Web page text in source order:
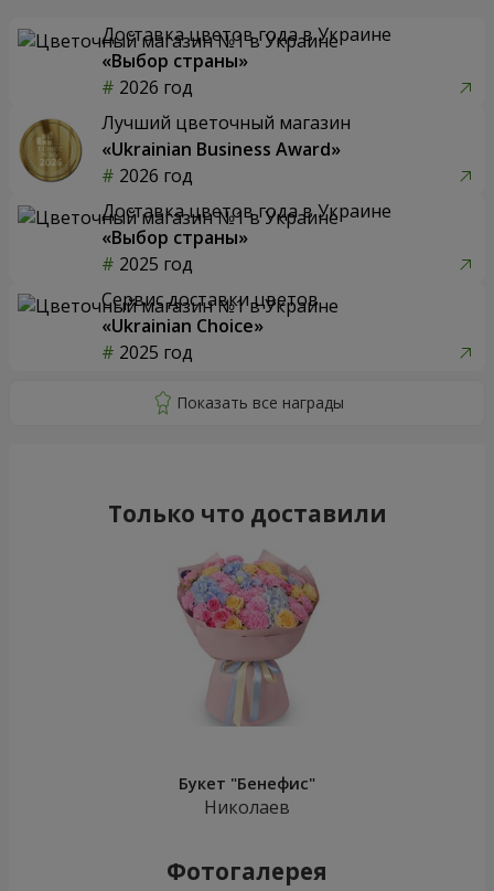
Доставка цветов года в Украине
«Выбор страны»
2026 год
Лучший цветочный магазин
«Ukrainian Business Award»
2026 год
Доставка цветов года в Украине
«Выбор страны»
2025 год
Сервис доставки цветов
«Ukrainian Choice»
2025 год
Только что доставили
Букет "Бенефис"
Николаев
Фотогалерея